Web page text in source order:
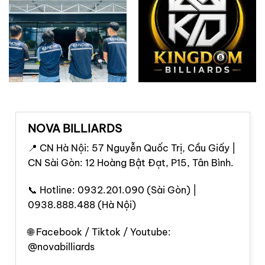
NOVA BILLIARDS
📍 CN Hà Nội: 57 Nguyễn Quốc Trị, Cầu Giấy |
CN Sài Gòn: 12 Hoàng Bật Đạt, P15, Tân Bình.
📞 Hotline: 0932.201.090 (Sài Gòn) |
0938.888.488 (Hà Nội)
🌐 Facebook / Tiktok / Youtube:
@novabilliards